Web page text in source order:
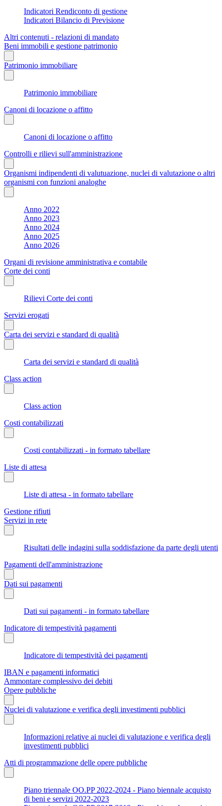
Indicatori Rendiconto di gestione
Indicatori Bilancio di Previsione
Altri contenuti - relazioni di mandato
Beni immobili e gestione patrimonio
Patrimonio immobiliare
Patrimonio immobiliare
Canoni di locazione o affitto
Canoni di locazione o affitto
Controlli e rilievi sull'amministrazione
Organismi indipendenti di valutuazione, nuclei di valutazione o altri
organismi con funzioni analoghe
Anno 2022
Anno 2023
Anno 2024
Anno 2025
Anno 2026
Organi di revisione amministrativa e contabile
Corte dei conti
Rilievi Corte dei conti
Servizi erogati
Carta dei servizi e standard di qualità
Carta dei servizi e standard di qualità
Class action
Class action
Costi contabilizzati
Costi contabilizzati - in formato tabellare
Liste di attesa
Liste di attesa - in formato tabellare
Gestione rifiuti
Servizi in rete
Risultati delle indagini sulla soddisfazione da parte degli utenti
Pagamenti dell'amministrazione
Dati sui pagamenti
Dati sui pagamenti - in formato tabellare
Indicatore di tempestività pagamenti
Indicatore di tempestività dei pagamenti
IBAN e pagamenti informatici
Ammontare complessivo dei debiti
Opere pubbliche
Nuclei di valutazione e verifica degli investimenti pubblici
Informazioni relative ai nuclei di valutazione e verifica degli
investimenti pubblici
Atti di programmazione delle opere pubbliche
Piano triennale OO.PP 2022-2024 - Piano biennale acquisto
di beni e servizi 2022-2023